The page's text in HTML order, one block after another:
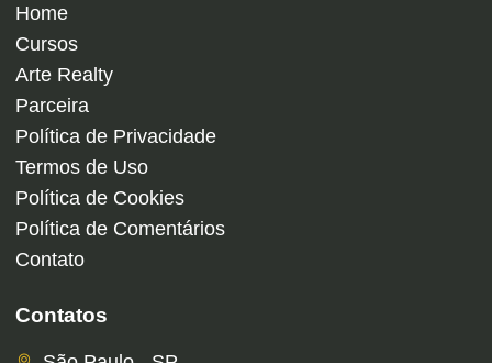
Home
Cursos
Arte Realty
Parceira
Política de Privacidade
Termos de Uso
Política de Cookies
Política de Comentários
Contato
Contatos